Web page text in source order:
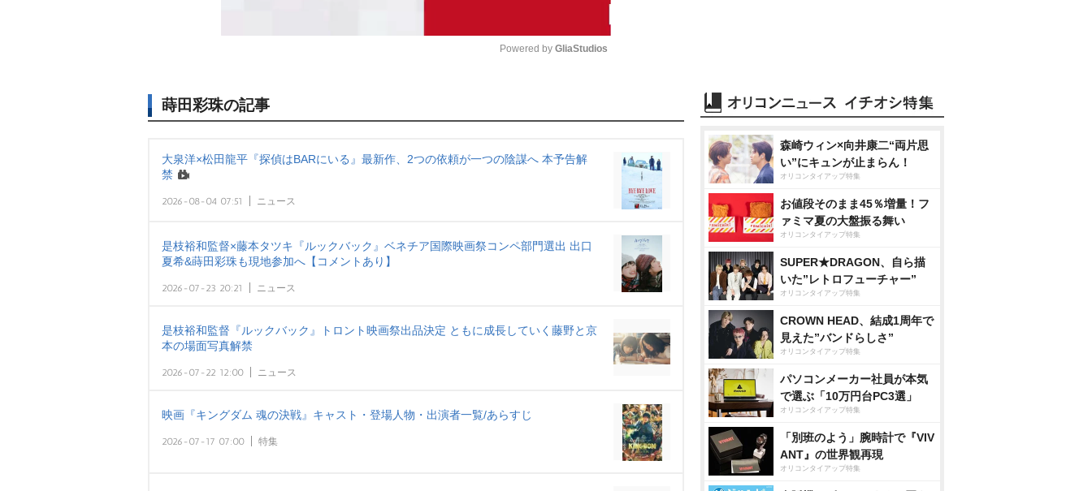
u
e
Powered by GliaStudios
蒔田彩珠の記事
大泉洋×松田龍平『探偵はBARにいる』最新作、2つの依頼が一つの陰謀へ 本予告解
禁
2026-08-04 07:51 ニュース
是枝裕和監督×藤本タツキ『ルックバック』ベネチア国際映画祭コンペ部門選出 出口
夏希&蒔田彩珠も現地参加へ【コメントあり】
2026-07-23 20:21 ニュース
是枝裕和監督『ルックバック』トロント映画祭出品決定 ともに成長していく藤野と京
本の場面写真解禁
2026-07-22 12:00 ニュース
映画『キングダム 魂の決戦』キャスト・登場人物・出演者一覧/あらすじ
2026-07-17 07:00 特集
森崎ウィン×向井康二“両片思
い”にキュンが止まらん！
オリコンタイアップ特集
お値段そのまま45％増量！フ
ァミマ夏の大盤振る舞い
オリコンタイアップ特集
SUPER★DRAGON、自ら描
いた”レトロフューチャー”
オリコンタイアップ特集
CROWN HEAD、結成1周年で
見えた”バンドらしさ”
オリコンタイアップ特集
パソコンメーカー社員が本気
で選ぶ「10万円台PC3選」
オリコンタイアップ特集
「別班のよう」腕時計で『VIV
ANT』の世界観再現
オリコンタイアップ特集